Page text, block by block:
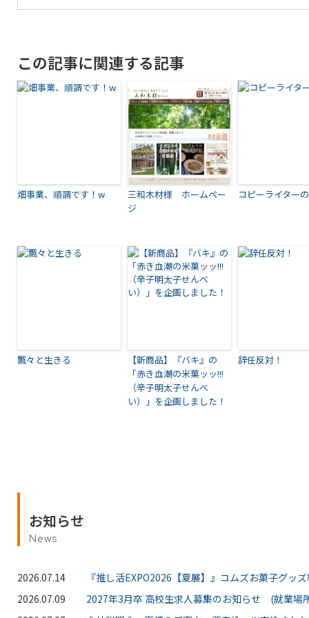
有
この記事に関連する記事
畑事業、順調です！w
三和木材様 ホームペー
ジ
コピーライター
飄々と生きる
【新商品】『バキ』の
「赤き血潮の米菓ッッ!!!
（辛子明太子せんべ
い）」を企画しました！
辞任反対！
お知らせ
News
2026.07.14
『推し活EXPO2026【夏展】』コムズお菓子グッ
2026.07.09
2027年3月卒 高校生求人募集のお知らせ (就業場